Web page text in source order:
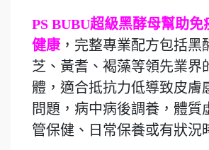
PS BUBU超級黑酵母幫助免
健康 ，完整專業配方包括黑
芝、黃耆、褐藻等領先業界
體，適合抵抗力低導致皮膚
問題，病中病後調養，體質
管保健、日常保養或有狀況